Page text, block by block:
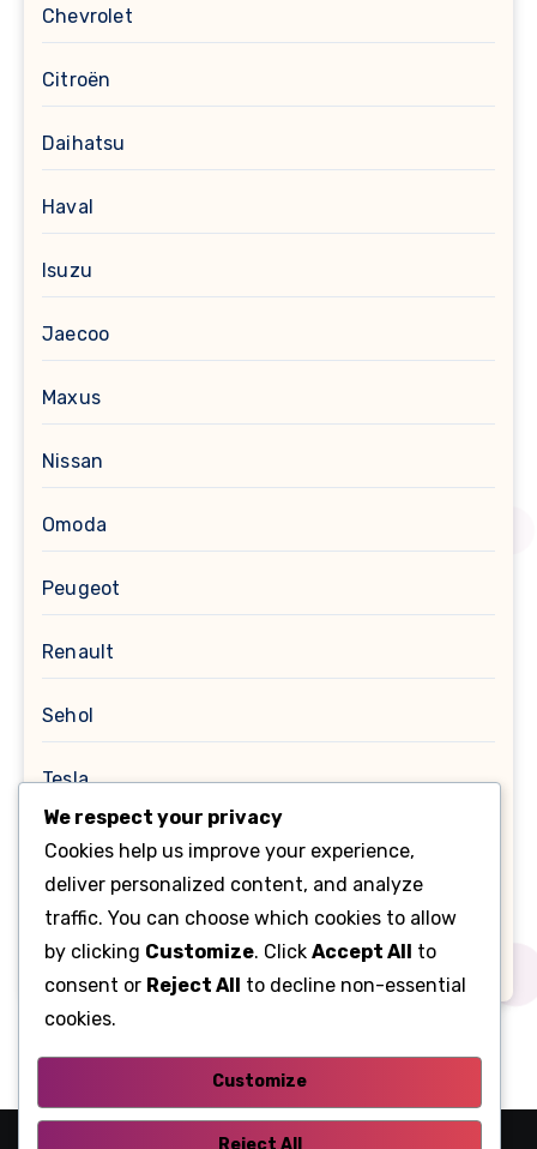
Chevrolet
Citroën
Daihatsu
Haval
Isuzu
Jaecoo
Maxus
Nissan
Omoda
Peugeot
Renault
Sehol
Tesla
Toyota
Помилки OBD
Таnk
We respect your privacy
Cookies help us improve your experience,
deliver personalized content, and analyze
traffic. You can choose which cookies to allow
by clicking Customize. Click Accept All to
consent or Reject All to decline non-essential
cookies.
Customize
Reject All